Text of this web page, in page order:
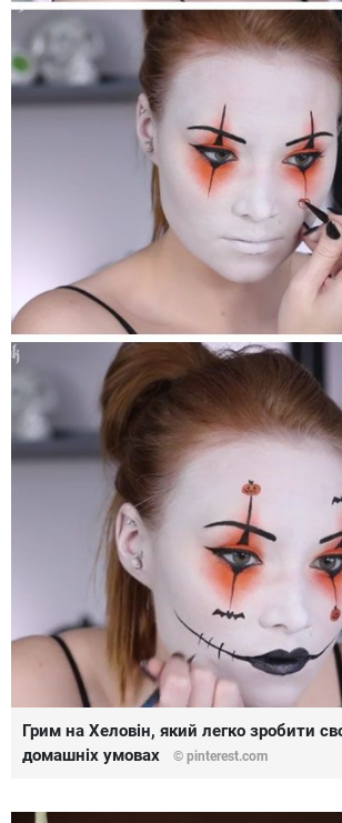
Грим на Хеловін, який легко зробити
домашніх умовах
© pinterest.com